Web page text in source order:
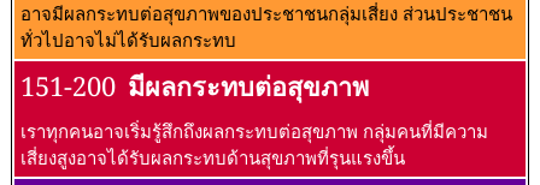
อาจมีผลกระทบต่อสุขภาพของประชาชนกลุ่มเสี่ยง ส่วนประชาชน
ทั่วไปอาจไม่ได้รับผลกระทบ
151-200 มีผลกระทบต่อสุขภาพ
เราทุกคนอาจเริ่มรู้สึกถึงผลกระทบต่อสุขภาพ กลุ่มคนที่มีความ
เสี่ยงสูงอาจได้รับผลกระทบด้านสุขภาพที่รุนแรงขึ้น